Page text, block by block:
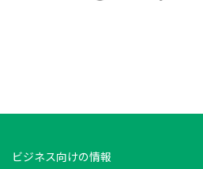
ビジネス向けの情報